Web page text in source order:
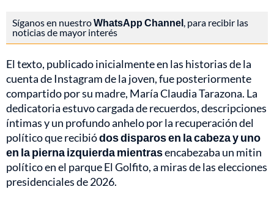
Síganos en nuestroWhatsApp Channel, para recibir las
noticias de mayor interés
El texto, publicado inicialmente en las historias de la
cuenta de Instagram de la joven, fue posteriormente
compartido por su madre, María Claudia Tarazona. La
dedicatoria estuvo cargada de recuerdos, descripciones
íntimas y un profundo anhelo por la recuperación del
político que recibiódos disparos en la cabeza y uno
en la pierna izquierda mientrasencabezaba un mitin
político en el parque El Golfito, a miras de las elecciones
presidenciales de 2026.